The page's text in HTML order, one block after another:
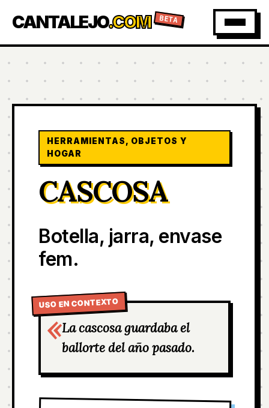
CANTALEJO.COM BETA
HERRAMIENTAS, OBJETOS Y
HOGAR
CASCOSA
Botella, jarra, envase
fem.
USO EN CONTEXTO
La cascosa guardaba el
ballorte del año pasado.